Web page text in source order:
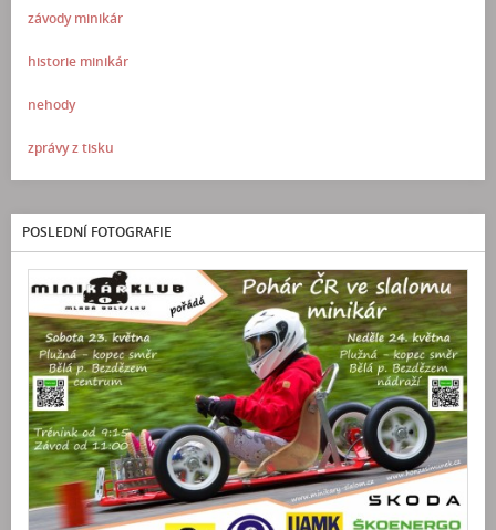
závody minikár
historie minikár
nehody
zprávy z tisku
POSLEDNÍ FOTOGRAFIE